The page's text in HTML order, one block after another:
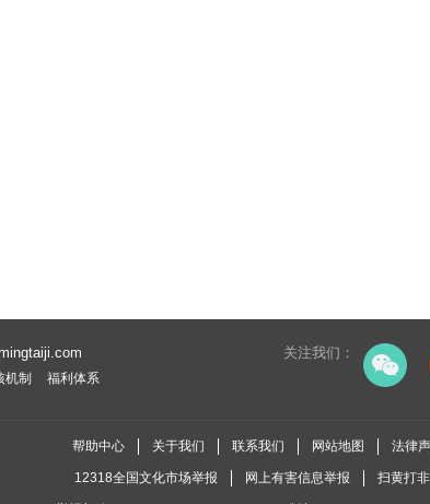
机制 福利体系
关注我们：
帮助中心 关于我们 联系我们 网站地图 法律
12318全国文化市场举报 网上有害信息举报 扫黄打